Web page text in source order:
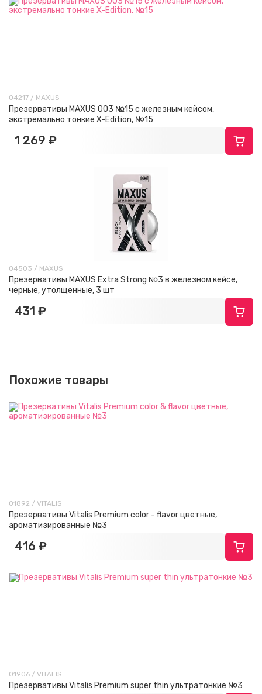
04217 / MAXUS
Презервативы MAXUS 003 №15 с железным кейсом,
экстремально тонкие X-Edition, №15
1 269 ₽
04503 / MAXUS
Презервативы MAXUS Extra Strong №3 в железном кейсе,
черные, утолщенные, 3 шт
431 ₽
Похожие товары
01892 / VITALIS
Презервативы Vitalis Premium color - flavor цветные,
ароматизированные №3
416 ₽
01906 / VITALIS
Презервативы Vitalis Premium super thin ультратонкие №3